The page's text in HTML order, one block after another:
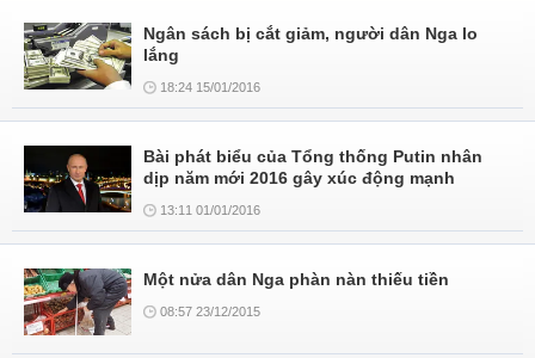
Ngân sách bị cắt giảm, người dân Nga lo
lắng
18:24 15/01/2016
Bài phát biểu của Tổng thống Putin nhân
dịp năm mới 2016 gây xúc động mạnh
13:11 01/01/2016
Một nửa dân Nga phàn nàn thiếu tiền
08:57 23/12/2015